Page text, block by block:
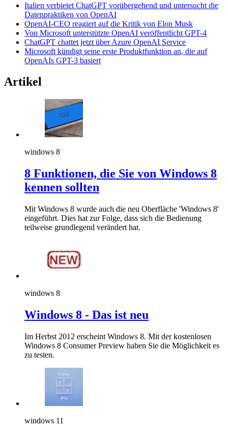
Italien verbietet ChatGPT vorübergehend und untersucht die
Datenpraktiken von OpenAI
OpenAI-CEO reagiert auf die Kritik von Elon Musk
Von Microsoft unterstützte OpenAI veröffentlicht GPT-4
ChatGPT chattet jetzt über Azure OpenAI Service
Microsoft kündigt seine erste Produktfunktion an, die auf
OpenAIs GPT-3 basiert
Artikel
windows 8
8 Funktionen, die Sie von Windows 8
kennen sollten
Mit Windows 8 wurde auch die neu Oberfläche 'Windows 8'
eingeführt. Dies hat zur Folge, dass sich die Bedienung
teilweise grundlegend verändert hat.
windows 8
Windows 8 - Das ist neu
Im Herbst 2012 erscheint Windows 8. Mit der kostenlosen
Windows 8 Consumer Preview haben Sie die Möglichkeit es
zu testen.
windows 11